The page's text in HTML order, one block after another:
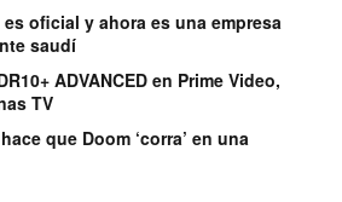
oficial y ahora es una empresa
saudí
ADVANCED en Prime Video,
TV
que Doom ‘corra’ en una